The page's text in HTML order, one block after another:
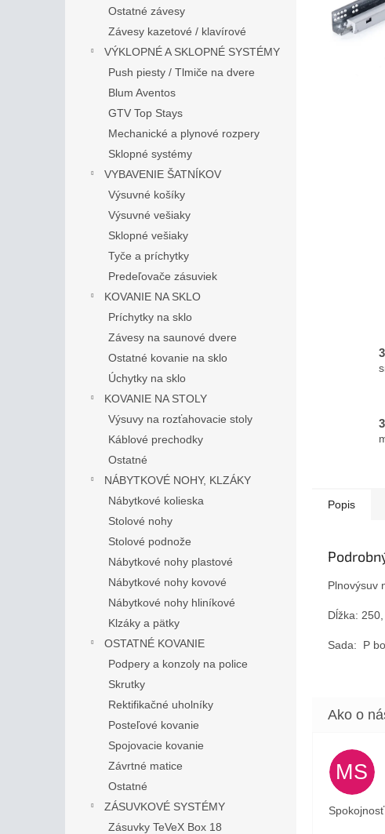
Ostatné závesy
Závesy kazetové / klavírové
VÝKLOPNÉ A SKLOPNÉ SYSTÉMY
Push piesty / Tlmiče na dvere
Blum Aventos
GTV Top Stays
Mechanické a plynové rozpery
Sklopné systémy
VYBAVENIE ŠATNÍKOV
Výsuvné košíky
Výsuvné vešiaky
Sklopné vešiaky
Tyče a príchytky
Predeľovače zásuviek
KOVANIE NA SKLO
Príchytky na sklo
Závesy na saunové dvere
Ostatné kovanie na sklo
Úchytky na sklo
KOVANIE NA STOLY
Výsuvy na rozťahovacie stoly
Káblové prechodky
Ostatné
NÁBYTKOVÉ NOHY, KLZÁKY
Nábytkové kolieska
Stolové nohy
Stolové podnože
Nábytkové nohy plastové
Nábytkové nohy kovové
Nábytkové nohy hliníkové
Klzáky a pätky
OSTATNÉ KOVANIE
Podpery a konzoly na police
Skrutky
Rektifikačné uholníky
Posteľové kovanie
Spojovacie kovanie
Závrtné matice
Ostatné
ZÁSUVKOVÉ SYSTÉMY
Zásuvky TeVeX Box 18
Popis
Plnovýsuv
Dĺžka:
Sada: P
MS
Spokojnosť